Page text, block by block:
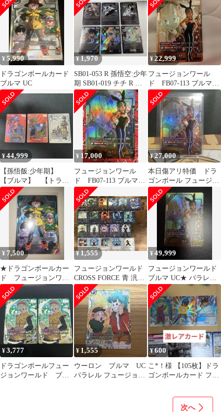
レル
¥5,990
ドラゴンボールカード
ブルマ UC
¥1,970
SB01-053 R 孫悟空:少年
期 SB01-019 チチ R 他6
枚セット
¥22,999
フュージョンワール
ド FB07-113 ブルマ
UCパラレル
¥44,999
【孫悟飯:少年期】
【ブルマ】 【トラン
クス:未来】
¥ 17,000
フュージョンワール
ド FB07-113 ブルマ
UCパラレル
¥27,000
本日傷アリ特価 ドラ
ゴンボール フュージョ
ンワールド ブルマ
FB01-113
¥ 7,500
★ドラゴンボールカー
ド フュージョンワー
ルド ブルマ UC パ
ラレル
¥1,555
フュージョンワールド
CROSS FORCE 青 汎用
デッキパーツ
¥49,999
フュージョンワールド
ブルマ UC★ パラレル
FB07-113
¥3,777
ドラゴンボールフュー
ジョンワールド ブル
¥ 1,555
ウーロン ブルマ UC
パラレル フュージョン
¥600
こ*！様 【105枚】ドラ
ゴンボールカード フュ
次へ